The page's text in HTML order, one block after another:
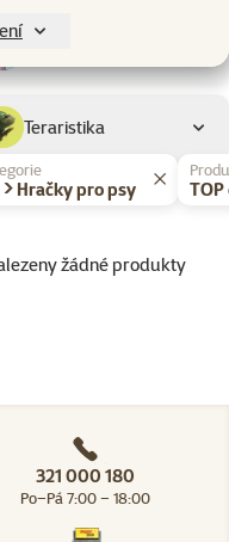
Teraristika
> Hračky pro psy
žádné produkty
321 000 180
Po–Pá 7:00 – 18:00